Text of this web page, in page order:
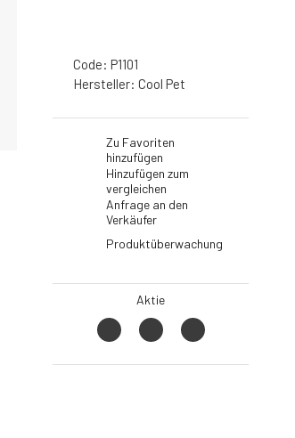
Code: P1101
Hersteller: Cool Pet
Zu Favoriten
hinzufügen
Hinzufügen zum
vergleichen
Anfrage an den
Verkäufer
Produktüberwachung
Aktie